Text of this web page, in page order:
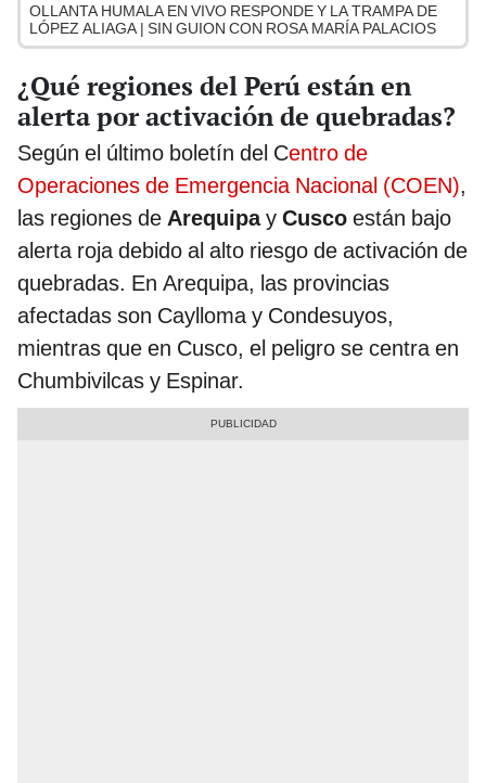
OLLANTA HUMALA EN VIVO RESPONDE Y LA TRAMPA DE
LÓPEZ ALIAGA | SIN GUION CON ROSA MARÍA PALACIOS
¿Qué regiones del Perú están en
alerta por activación de quebradas?
Según el último boletín del Centro de
Operaciones de Emergencia Nacional (COEN),
las regiones de Arequipay Cusco están bajo
alerta roja debido al alto riesgo de activación de
quebradas. En Arequipa, las provincias
afectadas son Caylloma y Condesuyos,
mientras que en Cusco, el peligro se centra en
Chumbivilcas y Espinar.